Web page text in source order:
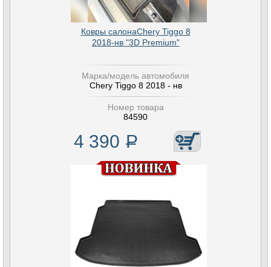
Ковры салонаChery Tiggo 8
2018-нв "3D Premium"
Марка/модель автомобиля
Chery Tiggo 8 2018 - нв
Номер товара
84590
4 390 Р